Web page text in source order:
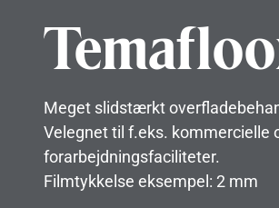
Meget slidstærkt
Velegnet til f.eks. kommercielle
forarbejdningsfaciliteter.
Filmtykkelse eksempel: 2 mm